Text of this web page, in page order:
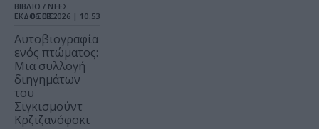
ΒΙΒΛΙΟ / ΝΕΕΣ
ΕΚΔΟΣΕΙΣ
06.08.2026 | 10.53
Αυτοβιογραφία
ενός πτώματος:
Μια συλλογή
διηγημάτων
του
Σιγκισμούντ
Κρζιζανόφσκι